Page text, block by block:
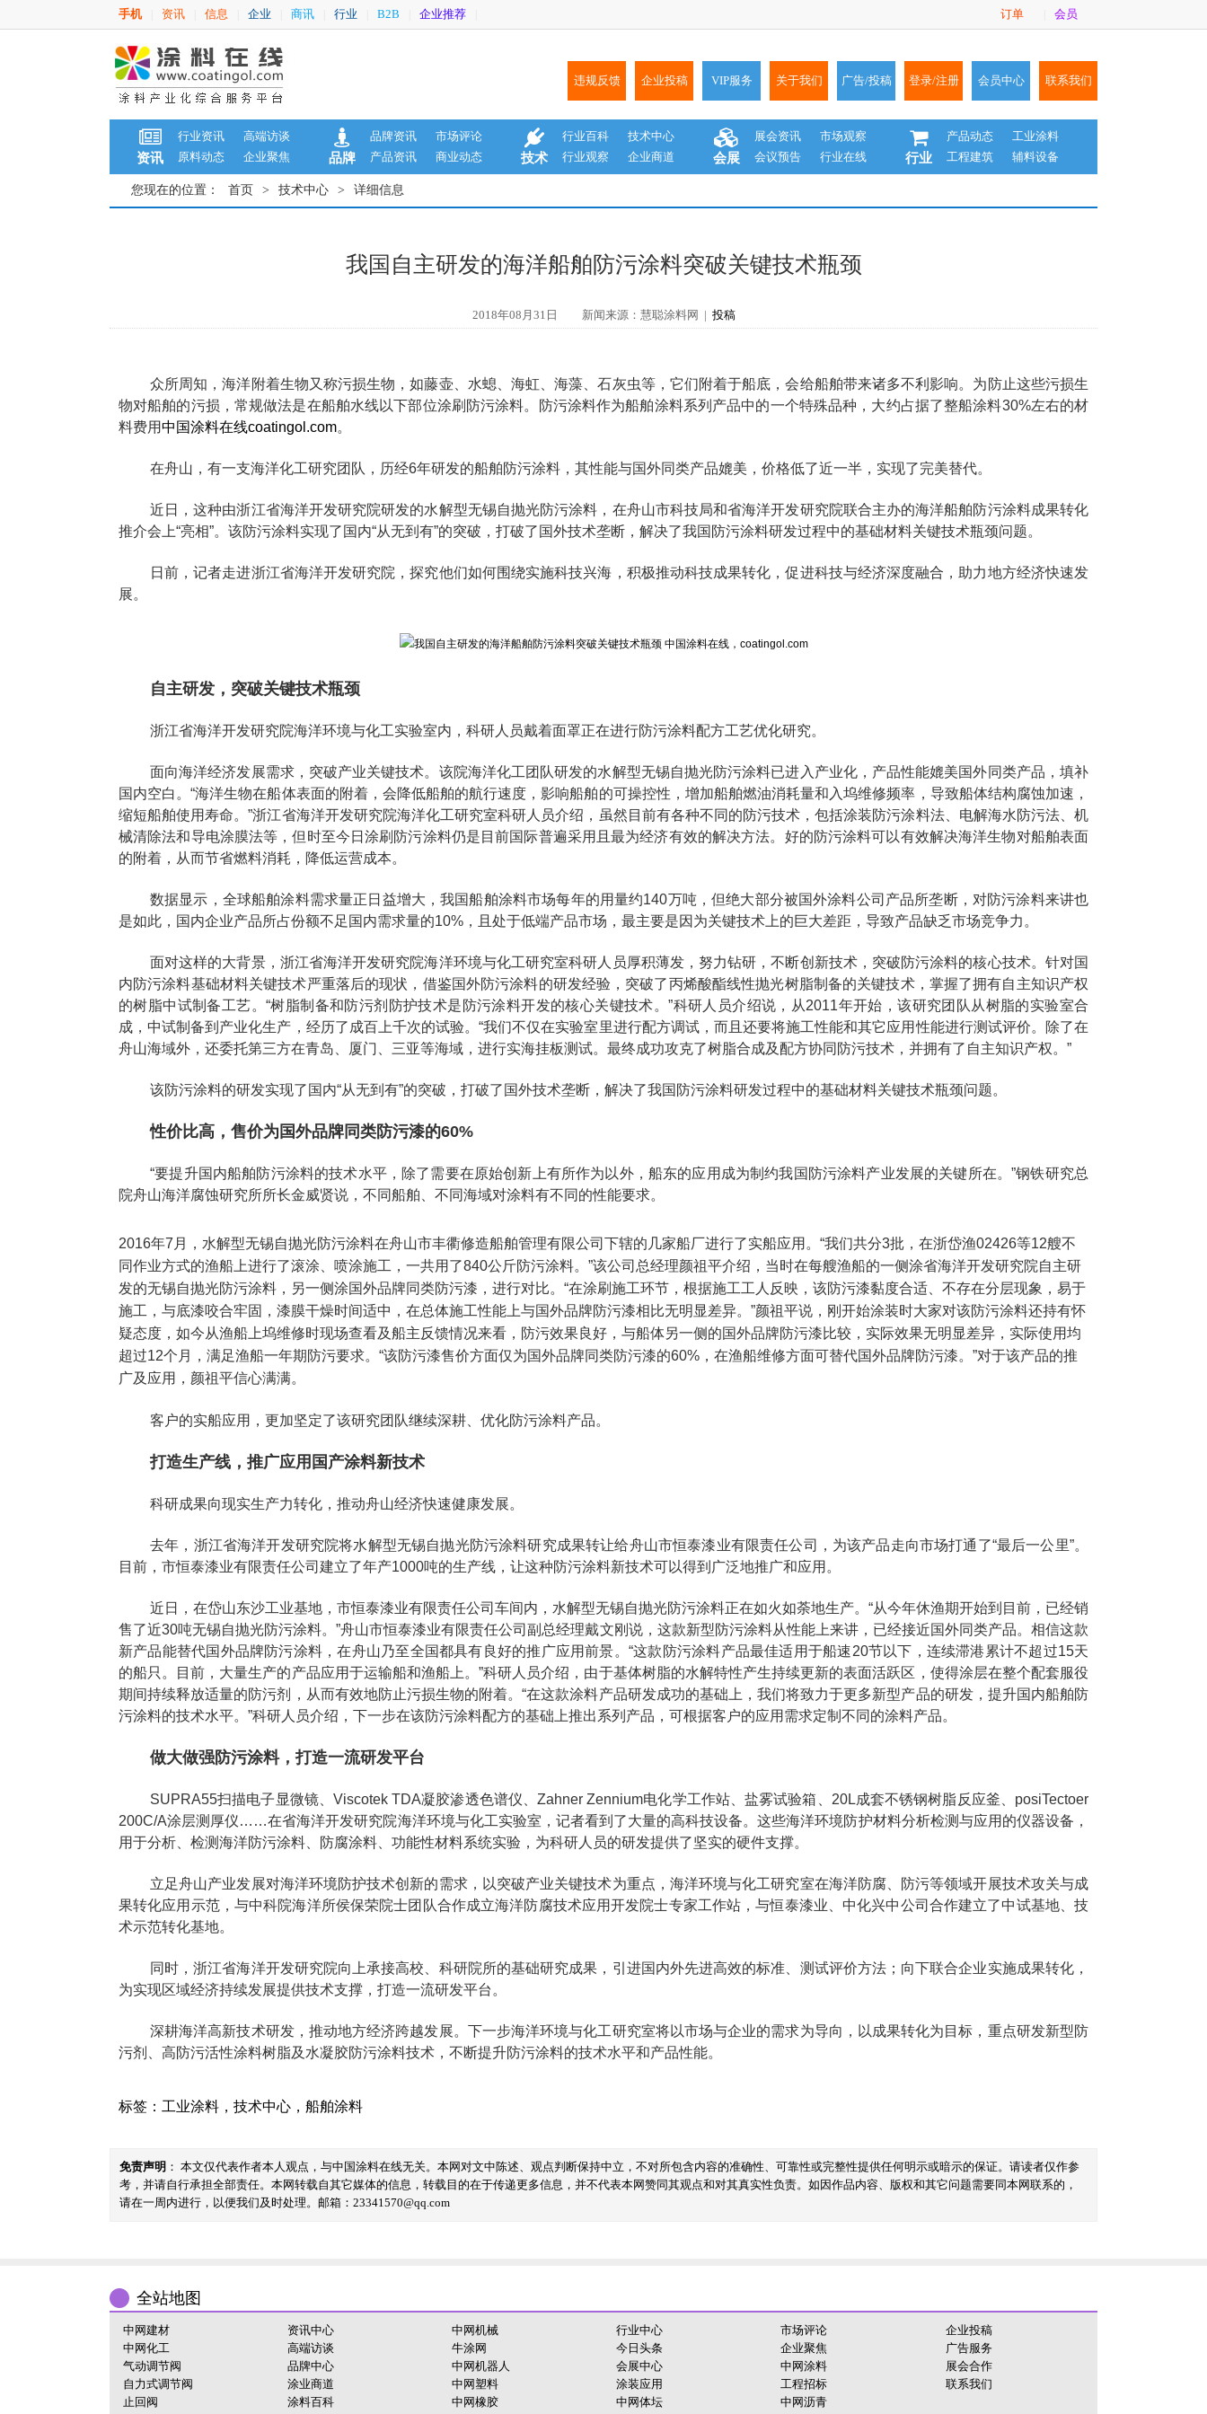
手机 资讯 信息 企业 商讯 行业 B2B 企业推荐 订单 会员
违规反馈 企业投稿 VIP服务 关于我们 广告/投稿 登录/注册 会员中心 联系我们
资讯
行业资讯
高端访谈
原料动态
企业聚焦 品牌
品牌资讯
市场评论
产品资讯
商业动态 技术
行业百科
技术中心
行业观察
企业商道 会展
展会资讯
市场观察
会议预告
行业在线 行业
产品动态
工业涂料
工程建筑
辅料设备
您现在的位置： 首页 > 技术中心 > 详细信息
我国自主研发的海洋船舶防污涂料突破关键技术瓶颈
2018年08月31日 新闻来源：慧聪涂料网 | 投稿
众所周知，海洋附着生物又称污损生物，如藤壶、水螅、海虹、海藻、石灰虫等，它们附着于船底，会给船舶带来诸多不利影响。为防止这些污损生
物对船舶的污损，常规做法是在船舶水线以下部位涂刷防污涂料。防污涂料作为船舶涂料系列产品中的一个特殊品种，大约占据了整船涂料30%左右的材
料费用中国涂料在线coatingol.com。
在舟山，有一支海洋化工研究团队，历经6年研发的船舶防污涂料，其性能与国外同类产品媲美，价格低了近一半，实现了完美替代。
近日，这种由浙江省海洋开发研究院研发的水解型无锡自抛光防污涂料，在舟山市科技局和省海洋开发研究院联合主办的海洋船舶防污涂料成果转化
推介会上“亮相”。该防污涂料实现了国内“从无到有”的突破，打破了国外技术垄断，解决了我国防污涂料研发过程中的基础材料关键技术瓶颈问题。
日前，记者走进浙江省海洋开发研究院，探究他们如何围绕实施科技兴海，积极推动科技成果转化，促进科技与经济深度融合，助力地方经济快速发
展。
自主研发，突破关键技术瓶颈
浙江省海洋开发研究院海洋环境与化工实验室内，科研人员戴着面罩正在进行防污涂料配方工艺优化研究。
面向海洋经济发展需求，突破产业关键技术。该院海洋化工团队研发的水解型无锡自抛光防污涂料已进入产业化，产品性能媲美国外同类产品，填补
国内空白。“海洋生物在船体表面的附着，会降低船舶的航行速度，影响船舶的可操控性，增加船舶燃油消耗量和入坞维修频率，导致船体结构腐蚀加速，
缩短船舶使用寿命。”浙江省海洋开发研究院海洋化工研究室科研人员介绍，虽然目前有各种不同的防污技术，包括涂装防污涂料法、电解海水防污法、机
械清除法和导电涂膜法等，但时至今日涂刷防污涂料仍是目前国际普遍采用且最为经济有效的解决方法。好的防污涂料可以有效解决海洋生物对船舶表面
的附着，从而节省燃料消耗，降低运营成本。
数据显示，全球船舶涂料需求量正日益增大，我国船舶涂料市场每年的用量约140万吨，但绝大部分被国外涂料公司产品所垄断，对防污涂料来讲也
是如此，国内企业产品所占份额不足国内需求量的10%，且处于低端产品市场，最主要是因为关键技术上的巨大差距，导致产品缺乏市场竞争力。
面对这样的大背景，浙江省海洋开发研究院海洋环境与化工研究室科研人员厚积薄发，努力钻研，不断创新技术，突破防污涂料的核心技术。针对国
内防污涂料基础材料关键技术严重落后的现状，借鉴国外防污涂料的研发经验，突破了丙烯酸酯线性抛光树脂制备的关键技术，掌握了拥有自主知识产权
的树脂中试制备工艺。“树脂制备和防污剂防护技术是防污涂料开发的核心关键技术。”科研人员介绍说，从2011年开始，该研究团队从树脂的实验室合
成，中试制备到产业化生产，经历了成百上千次的试验。“我们不仅在实验室里进行配方调试，而且还要将施工性能和其它应用性能进行测试评价。除了在
舟山海域外，还委托第三方在青岛、厦门、三亚等海域，进行实海挂板测试。最终成功攻克了树脂合成及配方协同防污技术，并拥有了自主知识产权。”
该防污涂料的研发实现了国内“从无到有”的突破，打破了国外技术垄断，解决了我国防污涂料研发过程中的基础材料关键技术瓶颈问题。
性价比高，售价为国外品牌同类防污漆的60%
“要提升国内船舶防污涂料的技术水平，除了需要在原始创新上有所作为以外，船东的应用成为制约我国防污涂料产业发展的关键所在。”钢铁研究总
院舟山海洋腐蚀研究所所长金威贤说，不同船舶、不同海域对涂料有不同的性能要求。
2016年7月，水解型无锡自抛光防污涂料在舟山市丰衢修造船舶管理有限公司下辖的几家船厂进行了实船应用。“我们共分3批，在浙岱渔02426等12艘不
同作业方式的渔船上进行了滚涂、喷涂施工，一共用了840公斤防污涂料。”该公司总经理颜祖平介绍，当时在每艘渔船的一侧涂省海洋开发研究院自主研
发的无锡自抛光防污涂料，另一侧涂国外品牌同类防污漆，进行对比。“在涂刷施工环节，根据施工工人反映，该防污漆黏度合适、不存在分层现象，易于
施工，与底漆咬合牢固，漆膜干燥时间适中，在总体施工性能上与国外品牌防污漆相比无明显差异。”颜祖平说，刚开始涂装时大家对该防污涂料还持有怀
疑态度，如今从渔船上坞维修时现场查看及船主反馈情况来看，防污效果良好，与船体另一侧的国外品牌防污漆比较，实际效果无明显差异，实际使用均
超过12个月，满足渔船一年期防污要求。“该防污漆售价方面仅为国外品牌同类防污漆的60%，在渔船维修方面可替代国外品牌防污漆。”对于该产品的推
广及应用，颜祖平信心满满。
客户的实船应用，更加坚定了该研究团队继续深耕、优化防污涂料产品。
打造生产线，推广应用国产涂料新技术
科研成果向现实生产力转化，推动舟山经济快速健康发展。
去年，浙江省海洋开发研究院将水解型无锡自抛光防污涂料研究成果转让给舟山市恒泰漆业有限责任公司，为该产品走向市场打通了“最后一公里”。
目前，市恒泰漆业有限责任公司建立了年产1000吨的生产线，让这种防污涂料新技术可以得到广泛地推广和应用。
近日，在岱山东沙工业基地，市恒泰漆业有限责任公司车间内，水解型无锡自抛光防污涂料正在如火如荼地生产。“从今年休渔期开始到目前，已经销
售了近30吨无锡自抛光防污涂料。”舟山市恒泰漆业有限责任公司副总经理戴文刚说，这款新型防污涂料从性能上来讲，已经接近国外同类产品。相信这款
新产品能替代国外品牌防污涂料，在舟山乃至全国都具有良好的推广应用前景。“这款防污涂料产品最佳适用于船速20节以下，连续滞港累计不超过15天
的船只。目前，大量生产的产品应用于运输船和渔船上。”科研人员介绍，由于基体树脂的水解特性产生持续更新的表面活跃区，使得涂层在整个配套服役
期间持续释放适量的防污剂，从而有效地防止污损生物的附着。“在这款涂料产品研发成功的基础上，我们将致力于更多新型产品的研发，提升国内船舶防
污涂料的技术水平。”科研人员介绍，下一步在该防污涂料配方的基础上推出系列产品，可根据客户的应用需求定制不同的涂料产品。
做大做强防污涂料，打造一流研发平台
SUPRA55扫描电子显微镜、Viscotek TDA凝胶渗透色谱仪、Zahner Zennium电化学工作站、盐雾试验箱、20L成套不锈钢树脂反应釜、posiTectoer
200C/A涂层测厚仪……在省海洋开发研究院海洋环境与化工实验室，记者看到了大量的高科技设备。这些海洋环境防护材料分析检测与应用的仪器设备，
用于分析、检测海洋防污涂料、防腐涂料、功能性材料系统实验，为科研人员的研发提供了坚实的硬件支撑。
立足舟山产业发展对海洋环境防护技术创新的需求，以突破产业关键技术为重点，海洋环境与化工研究室在海洋防腐、防污等领域开展技术攻关与成
果转化应用示范，与中科院海洋所侯保荣院士团队合作成立海洋防腐技术应用开发院士专家工作站，与恒泰漆业、中化兴中公司合作建立了中试基地、技
术示范转化基地。
同时，浙江省海洋开发研究院向上承接高校、科研院所的基础研究成果，引进国内外先进高效的标准、测试评价方法；向下联合企业实施成果转化，
为实现区域经济持续发展提供技术支撑，打造一流研发平台。
深耕海洋高新技术研发，推动地方经济跨越发展。下一步海洋环境与化工研究室将以市场与企业的需求为导向，以成果转化为目标，重点研发新型防
污剂、高防污活性涂料树脂及水凝胶防污涂料技术，不断提升防污涂料的技术水平和产品性能。
标签： 工业涂料 ， 技术中心 ， 船舶涂料
免责声明 ： 本文仅代表作者本人观点，与中国涂料在线无关。本网对文中陈述、观点判断保持中立，不对所包含内容的准确性、可靠性或完整性提供任何明示或暗示的保证。请读者仅作参
考，并请自行承担全部责任。本网转载自其它媒体的信息，转载目的在于传递更多信息，并不代表本网赞同其观点和对其真实性负责。如因作品内容、版权和其它问题需要同本网联系的，
请在一周内进行，以便我们及时处理。邮箱：23341570@qq.com
全站地图
中网建材
中网化工
气动调节阀
自力式调节阀
止回阀
资讯中心
高端访谈
品牌中心
涂业商道
涂料百科
中网机械
牛涂网
中网机器人
中网塑料
中网橡胶
行业中心
今日头条
会展中心
涂装应用
中网体坛
市场评论
企业聚焦
中网涂料
工程招标
中网沥青
企业投稿
广告服务
展会合作
联系我们